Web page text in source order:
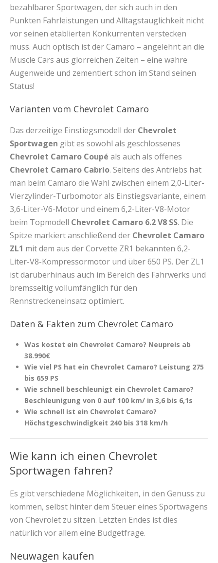
bezahlbarer Sportwagen, der sich auch in den
Punkten Fahrleistungen und Alltagstauglichkeit nicht
vor seinen etablierten Konkurrenten verstecken
muss. Auch optisch ist der Camaro – angelehnt an die
Muscle Cars aus glorreichen Zeiten – eine wahre
Augenweide und zementiert schon im Stand seinen
Status!
Varianten vom Chevrolet Camaro
Das derzeitige Einstiegsmodell der Chevrolet
Sportwagen gibt es sowohl als geschlossenes
Chevrolet Camaro Coupé als auch als offenes
Chevrolet Camaro Cabrio. Seitens des Antriebs hat
man beim Camaro die Wahl zwischen einem 2,0-Liter-
Vierzylinder-Turbomotor als Einstiegsvariante, einem
3,6-Liter-V6-Motor und einem 6,2-Liter-V8-Motor
beim Topmodell Chevrolet Camaro 6.2 V8 SS. Die
Spitze markiert anschließend der Chevrolet Camaro
ZL1 mit dem aus der Corvette ZR1 bekannten 6,2-
Liter-V8-Kompressormotor und über 650 PS. Der ZL1
ist darüberhinaus auch im Bereich des Fahrwerks und
bremsseitig vollumfänglich für den
Rennstreckeneinsatz optimiert.
Daten & Fakten zum Chevrolet Camaro
Was kostet ein Chevrolet Camaro? Neupreis ab
38.990€
Wie viel PS hat ein Chevrolet Camaro? Leistung 275
bis 659 PS
Wie schnell beschleunigt ein Chevrolet Camaro?
Beschleunigung von 0 auf 100 km/ in 3,6 bis 6,1s
Wie schnell ist ein Chevrolet Camaro?
Höchstgeschwindigkeit 240 bis 318 km/h
Wie kann ich einen Chevrolet
Sportwagen fahren?
Es gibt verschiedene Möglichkeiten, in den Genuss zu
kommen, selbst hinter dem Steuer eines Sportwagens
von Chevrolet zu sitzen. Letzten Endes ist dies
natürlich vor allem eine Budgetfrage.
Neuwagen kaufen